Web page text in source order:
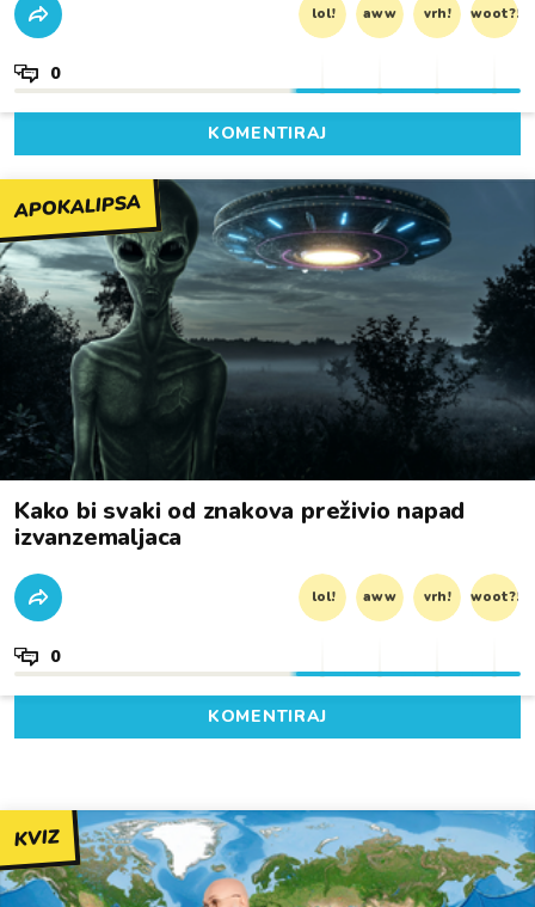
lol! aww vrh! woot?!
0
KOMENTIRAJ
APOKALIPSA
Kako bi svaki od znakova preživio napad
izvanzemaljaca
lol! aww vrh! woot?!
0
KOMENTIRAJ
KVIZ